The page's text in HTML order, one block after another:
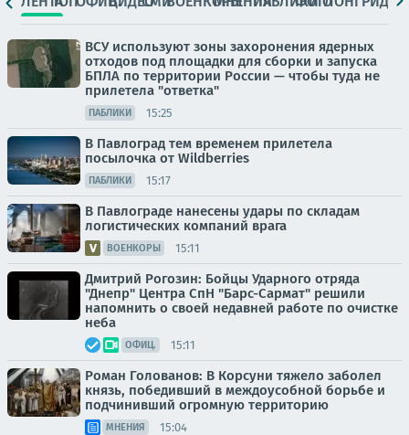
ВСУ используют зоны захоронения ядерных
отходов под площадки для сборки и запуска
БПЛА по территории России — чтобы туда не
прилетела "ответка"
ПАБЛИКИ 15:25
В Павлоград тем временем прилетела
посылочка от Wildberries
ПАБЛИКИ 15:17
В Павлограде нанесены удары по складам
логистических компаний врага
ВОЕНКОРЫ 15:11
Дмитрий Рогозин: Бойцы Ударного отряда
"Днепр" Центра СпН "Барс-Сармат" решили
напомнить о своей недавней работе по очистке
неба
ОФИЦ. 15:11
Роман Голованов: В Корсуни тяжело заболел
князь, победивший в междоусобной борьбе и
подчинивший огромную территорию
МНЕНИЯ 15:04